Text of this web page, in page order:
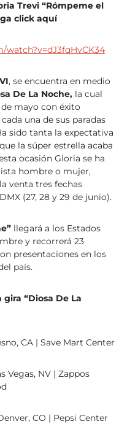
Trevi “Rómpeme el
click aquí
, se encuentra en medio
De La Noche, la cual
mayo con éxito
una de sus paradas
sido tanta la expectativa
la súper estrella acaba
ocasión Gloria se ha
hombre o mujer,
venta tres fechas
(27, 28 y 29 de junio).
llegará a los Estados
y recorrerá 23
presentaciones en los
país.
“Diosa De La
CA | Save Mart Center
Vegas, NV | Zappos
CO | Pepsi Center